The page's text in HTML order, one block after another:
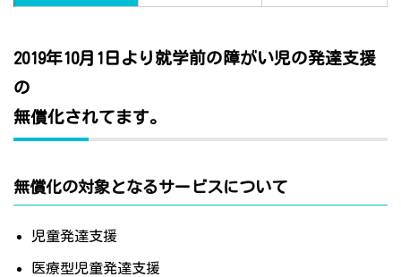
2019年10月1日より就学前の障がい児の発達支援
の
無償化されてます。
無償化の対象となるサービスについて
児童発達支援
医療型児童発達支援